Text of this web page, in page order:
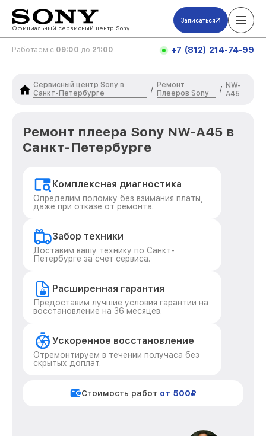
Официальный сервисный центр Sony
Записаться
Работаем с 09:00 до 21:00 +7 (812) 214-74-99
Сервисный центр Sony в
Санкт-Петербурге
/
Ремонт
Плееров Sony
/ NW-
A45
Ремонт плеера Sony NW-A45 в
Санкт-Петербурге
Комплексная диагностика
Определим поломку без взимания платы,
даже при отказе от ремонта.
Забор техники
Доставим вашу технику по Санкт-
Петербурге за счет сервиса.
Расширенная гарантия
Предоставим лучшие условия гарантии на
восстановление на 36 месяцев.
Ускоренное восстановление
Отремонтируем в течении получаса без
скрытых доплат.
Стоимость работ от 500₽